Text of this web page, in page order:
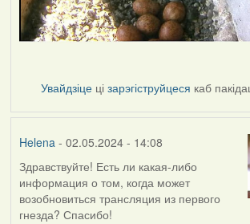
Увайдзіце цізарэгіструйцеся каб
Helena- 02.05.2024 - 14:08
Здравствуйте! Есть ли какая-либо
информация о том, когда может
возобновиться трансляция из первого
гнезда? Спасибо!